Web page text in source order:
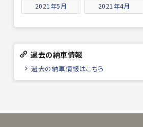
2021年5月 2021年4月
過去の納車情報
過去の納車情報はこちら